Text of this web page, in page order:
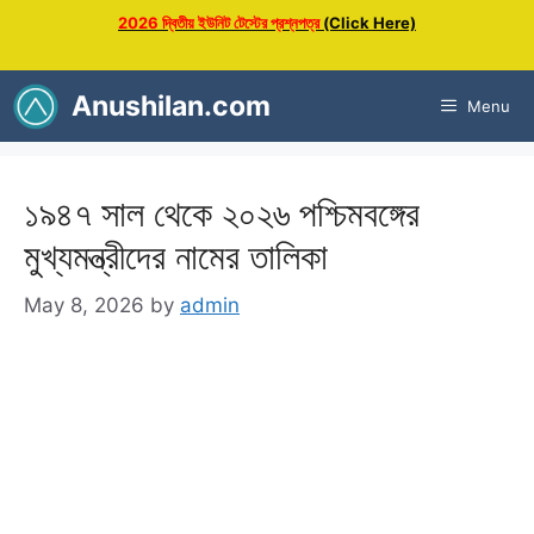
content
2026 দ্বিতীয় ইউনিট টেস্টের প্রশ্নপত্র(Click Here)
Anushilan.com Menu
১৯৪৭ সাল থেকে ২০২৬ পশ্চিমবঙ্গের
মুখ্যমন্ত্রীদের নামের তালিকা
May 8, 2026 by admin